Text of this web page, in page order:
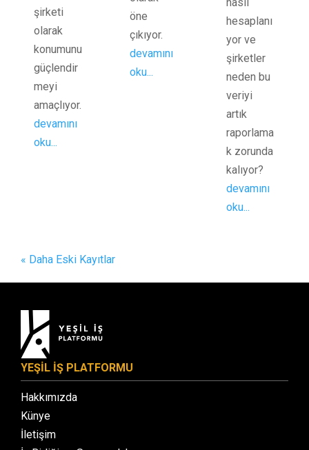
şirketi
olarak
konumunu
güçlendir
meyi
amaçlıyor.
devamını
oku...
öne
çıkıyor.
devamını
oku...
hesaplanı
yor ve
şirketler
neden bu
veriyi
artık
raporlama
k zorunda
kalıyor?
devamını
oku...
« Daha Eski Kayıtlar
YEŞİL İŞ PLATFORMU
Hakkımızda
Künye
İletişim